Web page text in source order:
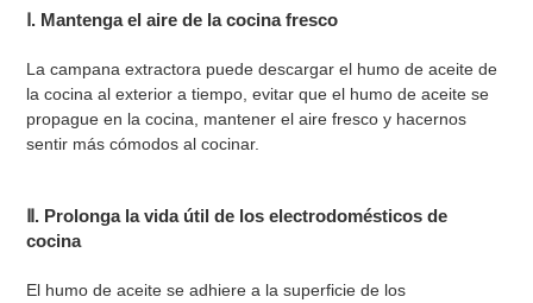
Ⅰ. Mantenga el aire de la cocina fresco
La campana extractora puede descargar el humo de aceite de
la cocina al exterior a tiempo, evitar que el humo de aceite se
propague en la cocina, mantener el aire fresco y hacernos
sentir más cómodos al cocinar.
Ⅱ. Prolonga la vida útil de los electrodomésticos de
cocina
El humo de aceite se adhiere a la superficie de los